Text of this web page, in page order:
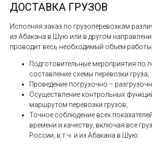
ДОСТАВКА ГРУЗОВ
Исполняя заказ по грузоперевозкам
из Абакана в Шую или в другом
проводит весь необходимый объем
Подготовительные мероприятия по
составление схемы перевозки груза;
Проведение погрузочно –
Осуществление контрольных
маршрутом перевозки грузов;
Точное соблюдение всех
времени и качеству, включая все
России, в т.ч. и из Абакана в Шую.